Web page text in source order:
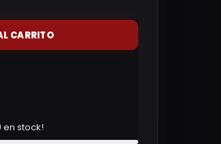
CARRITO
stock!